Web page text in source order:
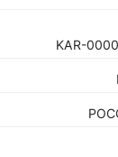
KAR-